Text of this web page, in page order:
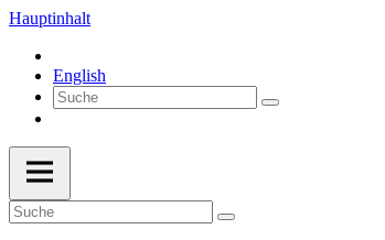
Hauptinhalt
English